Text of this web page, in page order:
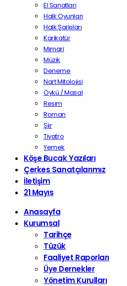
El Sanatları
Halk Oyunları
Halk Şarkıları
Karikatür
Mimari
Müzik
Deneme
Nart Mitolojisi
Öykü / Masal
Resim
Roman
Şiir
Tiyatro
Yemek
Köşe Bucak Yazıları
Çerkes Sanatçılarımız
İletişim
21 Mayıs
Anasayfa
Kurumsal
Tarihçe
Tüzük
Faaliyet Raporları
Üye Dernekler
Yönetim Kurulları